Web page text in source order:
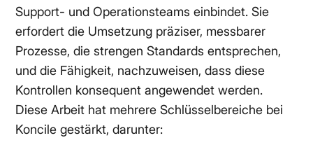
Support- und Operationsteams einbindet. Sie
erfordert die Umsetzung präziser, messbarer
Prozesse, die strengen Standards entsprechen,
und die Fähigkeit, nachzuweisen, dass diese
Kontrollen konsequent angewendet werden.
Diese Arbeit hat mehrere Schlüsselbereiche bei
Koncile gestärkt, darunter: